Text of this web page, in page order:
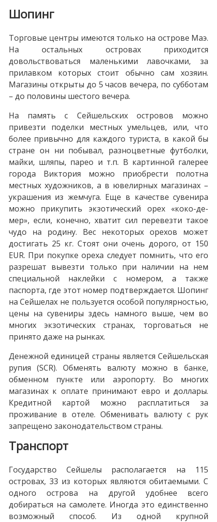
Шопинг
Торговые центры имеются только на острове Маэ.
На остальных островах приходится
довольствоваться маленькими лавочками, за
прилавком которых стоит обычно сам хозяин.
Магазины открыты до 5 часов вечера, по субботам
– до половины шестого вечера.
На память с Сейшельских островов можно
привезти поделки местных умельцев, или, что
более привычно для каждого туриста, в какой бы
стране он ни побывал, разноцветные футболки,
майки, шляпы, парео и т.п. В картинной галерее
города Виктория можно приобрести полотна
местных художников, а в ювелирных магазинах –
украшения из жемчуга. Еще в качестве сувенира
можно прикупить экзотический орех «коко-де-
мер», если, конечно, хватит сил перевезти такое
чудо на родину. Вес некоторых орехов может
достигать 25 кг. Стоят они очень дорого, от 150
EUR. При покупке ореха следует помнить, что его
разрешат вывезти только при наличии на нем
специальной наклейки с номером, а также
паспорта, где этот номер подтверждается. Шопинг
на Сейшелах не пользуется особой популярностью,
цены на сувениры здесь намного выше, чем во
многих экзотических странах, торговаться не
принято даже на рынках.
Денежной единицей страны является Сейшельская
рупия (SCR). Обменять валюту можно в банке,
обменном пункте или аэропорту. Во многих
магазинах к оплате принимают евро и доллары.
Кредитной картой можно расплатиться за
проживание в отеле. Обменивать валюту с рук
запрещено законодательством страны.
Транспорт
Государство Сейшелы располагается на 115
островах, 33 из которых являются обитаемыми. С
одного острова на другой удобнее всего
добираться на самолете. Иногда это единственно
возможный способ. Из одной крупной